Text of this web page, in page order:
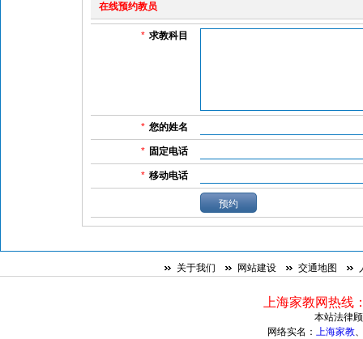
在线预约教员
* 求教科目
* 您的姓名
* 固定电话
* 移动电话
关于我们 网站建设 交通地图
上海家教网热线
本站法律
网络实名： 上海家教